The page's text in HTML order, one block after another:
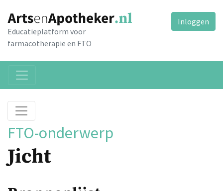
Educatieplatform voor
farmacotherapie en FTO
Inloggen
FTO-onderwerp
Jicht